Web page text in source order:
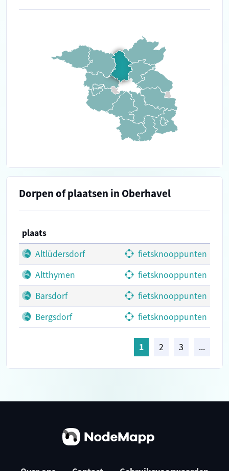
Dorpen of plaatsen in Oberhavel
plaats
Altlüdersdorf
fietsknooppunten
Altthymen
fietsknooppunten
Barsdorf
fietsknooppunten
Bergsdorf
fietsknooppunten
1 2 3 ...